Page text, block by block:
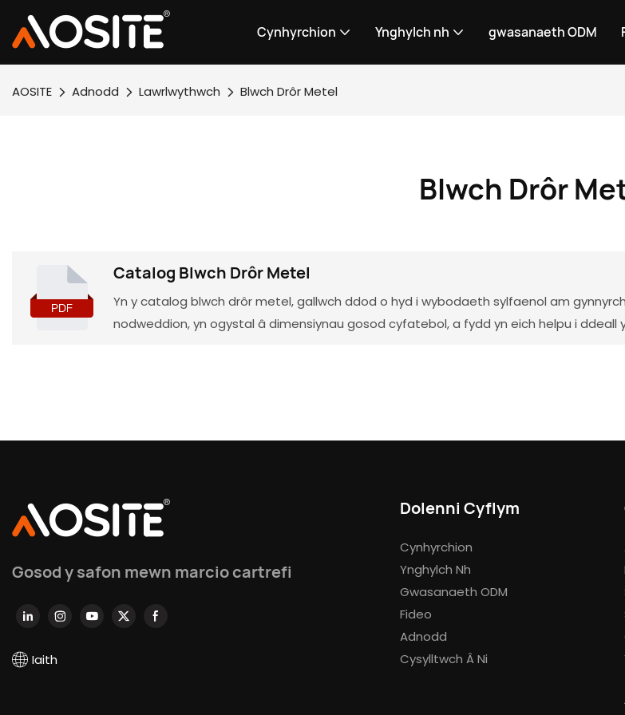
Cynhyrchion Ynghylch nh gwasanaeth ODM
AOSITE Adnodd Lawrlwythwch Blwch Drôr Metel
Blwch Drôr
Catalog Blwch Drôr Metel
Yn y catalog blwch drôr metel, gallwch ddod o hyd i wybodaeth sylfaenol am
nodweddion, yn ogystal â dimensiynau gosod cyfatebol, a fydd yn eich helpu i ddeall
Gosod y safon mewn marcio cartrefi
Iaith
Dolenni Cyflym
Cynhyrchion
Ynghylch Nh
Gwasanaeth ODM
Fideo
Adnodd
Cysylltwch Â Ni